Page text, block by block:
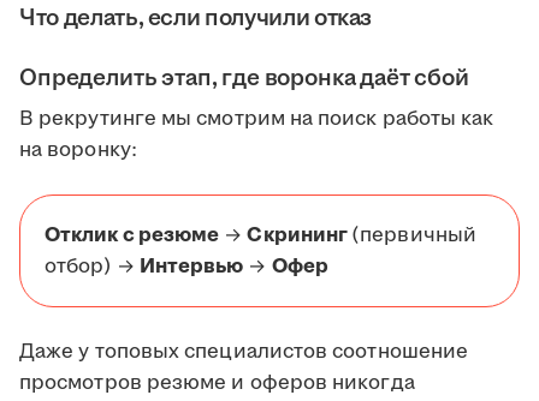
Что делать, если получили отказ
Определить этап, где воронка даёт сбой
В рекрутинге мы смотрим на поиск работы как
на воронку:
Отклик с резюме →Скрининг(первичный
отбор) → Интервью → Офер
Даже у топовых специалистов соотношение
просмотров резюме и оферов никогда